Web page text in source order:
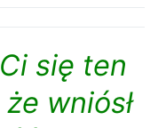
się ten
wniósł